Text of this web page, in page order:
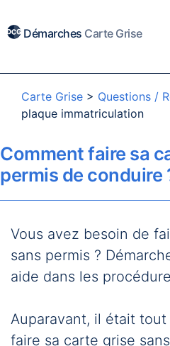
Démarches Carte Grise
Carte Grise > Questions /
plaque immatriculation
Comment faire sa
permis de conduire
Vous avez besoin de
sans permis ?
aide dans les
Auparavant, il était
faire sa carte grise